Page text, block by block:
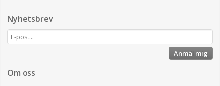
Nyhetsbrev
Anmäl mig
Om oss